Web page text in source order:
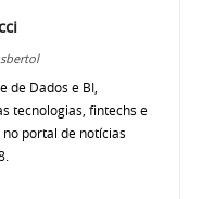
de Dados e BI,
tecnologias, fintechs e
portal de notícias